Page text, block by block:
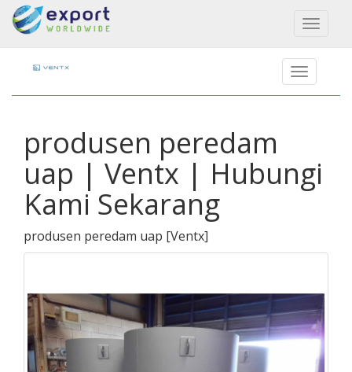
Toggle
produsen peredam
uap | Ventx | Hubungi
Kami Sekarang
produsen peredam uap [Ventx]